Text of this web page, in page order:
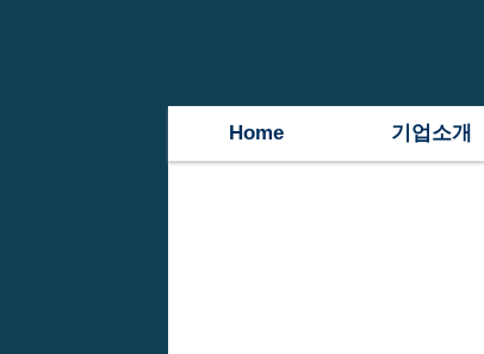
Home 기업소개